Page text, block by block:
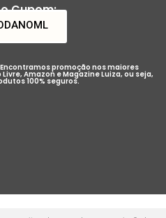
Cupom:
promoção nos maiores
Amazon e Magazine Luiza, ou seja,
100% seguros.